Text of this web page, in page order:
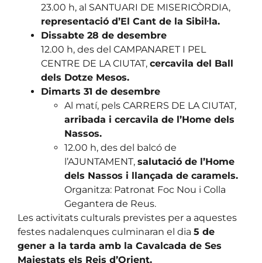
23.00 h, al SANTUARI DE MISERICÒRDIA,
representació d’El Cant de la Sibil·la.
Dissabte 28 de desembre
12.00 h, des del CAMPANARET I PEL
CENTRE DE LA CIUTAT, cercavila del Ball
dels Dotze Mesos.
Dimarts 31 de desembre
Al matí, pels CARRERS DE LA CIUTAT,
arribada i cercavila de l’Home dels
Nassos.
12.00 h, des del balcó de
l’AJUNTAMENT, salutació de l’Home
dels Nassos i llançada de caramels.
Organitza: Patronat Foc Nou i Colla
Gegantera de Reus.
Les activitats culturals previstes per a aquestes
festes nadalenques culminaran el dia 5 de
gener a la tarda amb la Cavalcada de Ses
Majestats els Reis d’Orient.